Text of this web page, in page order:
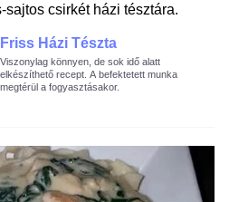
sajtos csirkét házi tésztára.
Friss Házi Tészta
Viszonylag könnyen, de sok idő alatt
elkészíthető recept. A befektetett munka
megtérül a fogyasztásakor.